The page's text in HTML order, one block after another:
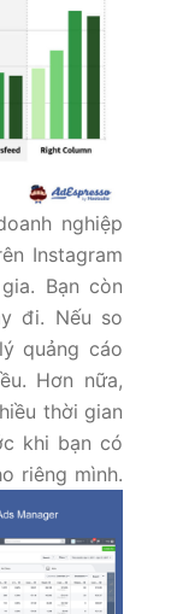
nghiệp
Instagram
Bạn còn
đi. Nếu so
quảng cáo
Hơn nữa,
thời gian
khi bạn có
riêng mình.